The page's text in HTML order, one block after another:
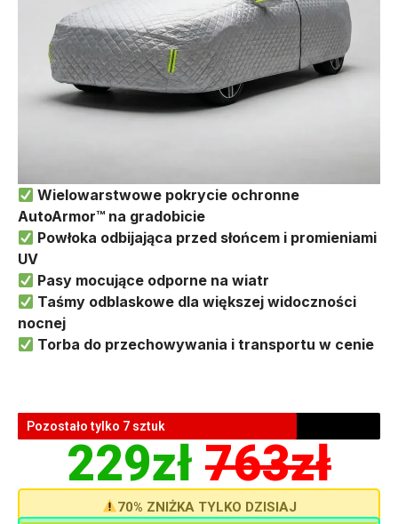
Wielowarstwowe pokrycie ochronne
AutoArmor™ na gradobicie
Powłoka odbijająca przed słońcem i promieniami
UV
Pasy mocujące odporne na wiatr
Taśmy odblaskowe dla większej widoczności
nocnej
Torba do przechowywania i transportu w cenie
Pozostało tylko 7 sztuk
229zł 763zł
70% ZNIŻKA TYLKO DZISIAJ